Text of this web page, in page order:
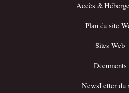
Accès &
Plan du site
Sites Web
Documents
NewsLetter du